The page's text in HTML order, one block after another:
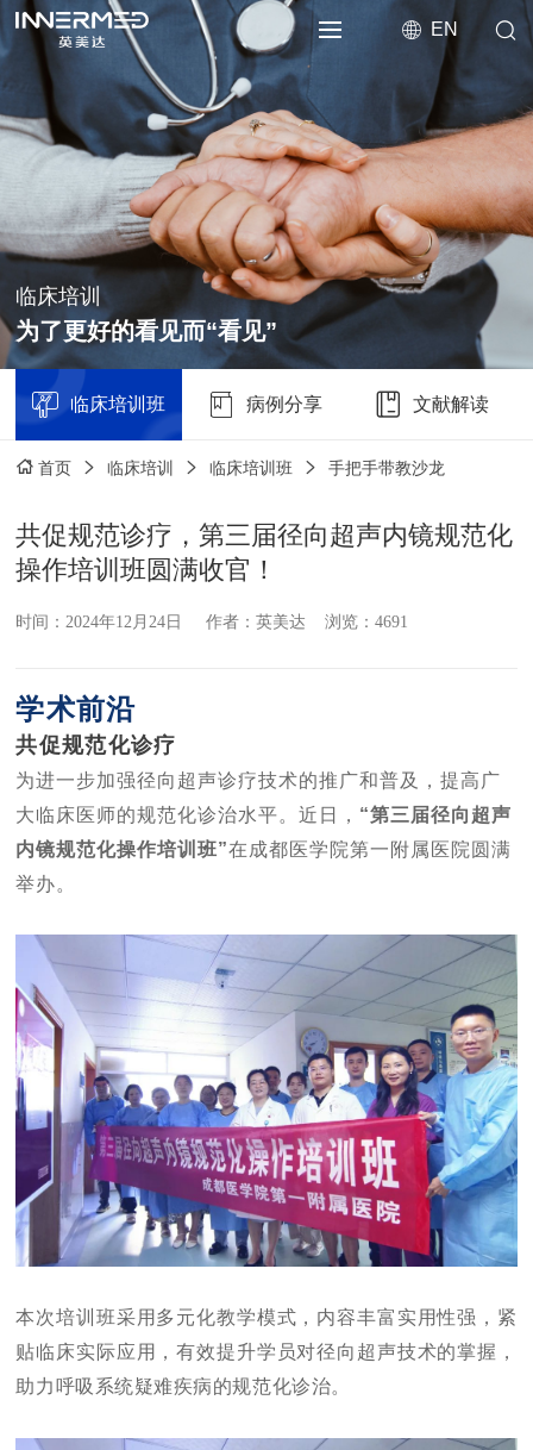
EN
临床培训
为了更好的看见而“看见”
临床培训班 病例分享 文献解读
首页 临床培训 临床培训班 手把手带教沙龙
共促规范诊疗，第三届径向超声内镜规范化
操作培训班圆满收官！
时间：2024年12月24日 作者：英美达 浏览：4691
学术前沿
共促规范化诊疗
为进一步加强径向超声诊疗技术的推广和普及，提高广
大临床医师的规范化诊治水平。近日， “第三届径向超声
内镜规范化操作培训班”在成都医学院第一附属医院圆满
举办。
本次培训班采用多元化教学模式，内容丰富实用性强，紧
贴临床实际应用，有效提升学员对径向超声技术的掌握，
助力呼吸系统疑难疾病的规范化诊治。